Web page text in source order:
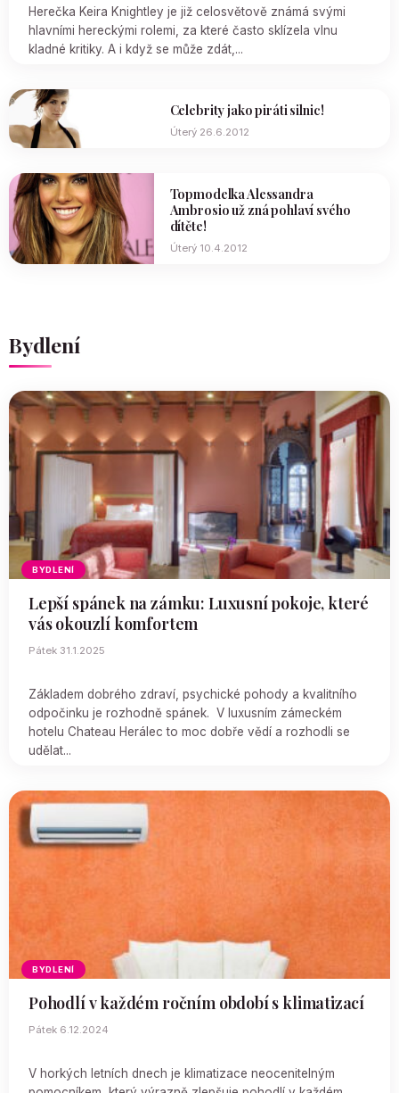
Herečka Keira Knightley je již celosvětově známá svými
hlavními hereckými rolemi, za které často sklízela vlnu
kladné kritiky. A i když se může zdát,...
Celebrity jako piráti silnic!
Úterý 26.6.2012
Topmodelka Alessandra
Ambrosio už zná pohlaví svého
dítěte!
Úterý 10.4.2012
Bydlení
BYDLENÍ
Lepší spánek na zámku: Luxusní pokoje, které
vás okouzlí komfortem
Pátek 31.1.2025
Základem dobrého zdraví, psychické pohody a kvalitního
odpočinku je rozhodně spánek. V luxusním zámeckém
hotelu Chateau Herálec to moc dobře vědí a rozhodli se
udělat...
BYDLENÍ
Pohodlí v každém ročním období s klimatizací
Pátek 6.12.2024
V horkých letních dnech je klimatizace neocenitelným